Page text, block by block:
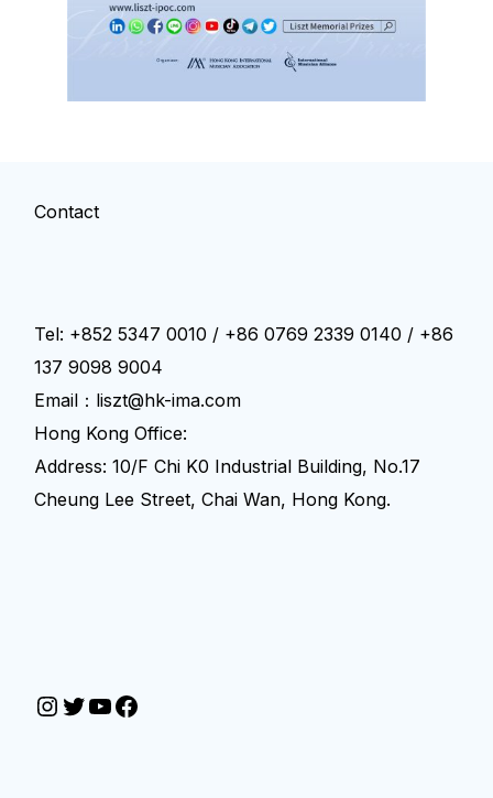
Contact
Tel: +852 5347 0010 / +86 0769 2339 0140 / +86
137 9098 9004
Email：liszt@hk-ima.com
Hong Kong Office:
Address: 10/F Chi K0 Industrial Building, No.17
Cheung Lee Street, Chai Wan, Hong Kong.